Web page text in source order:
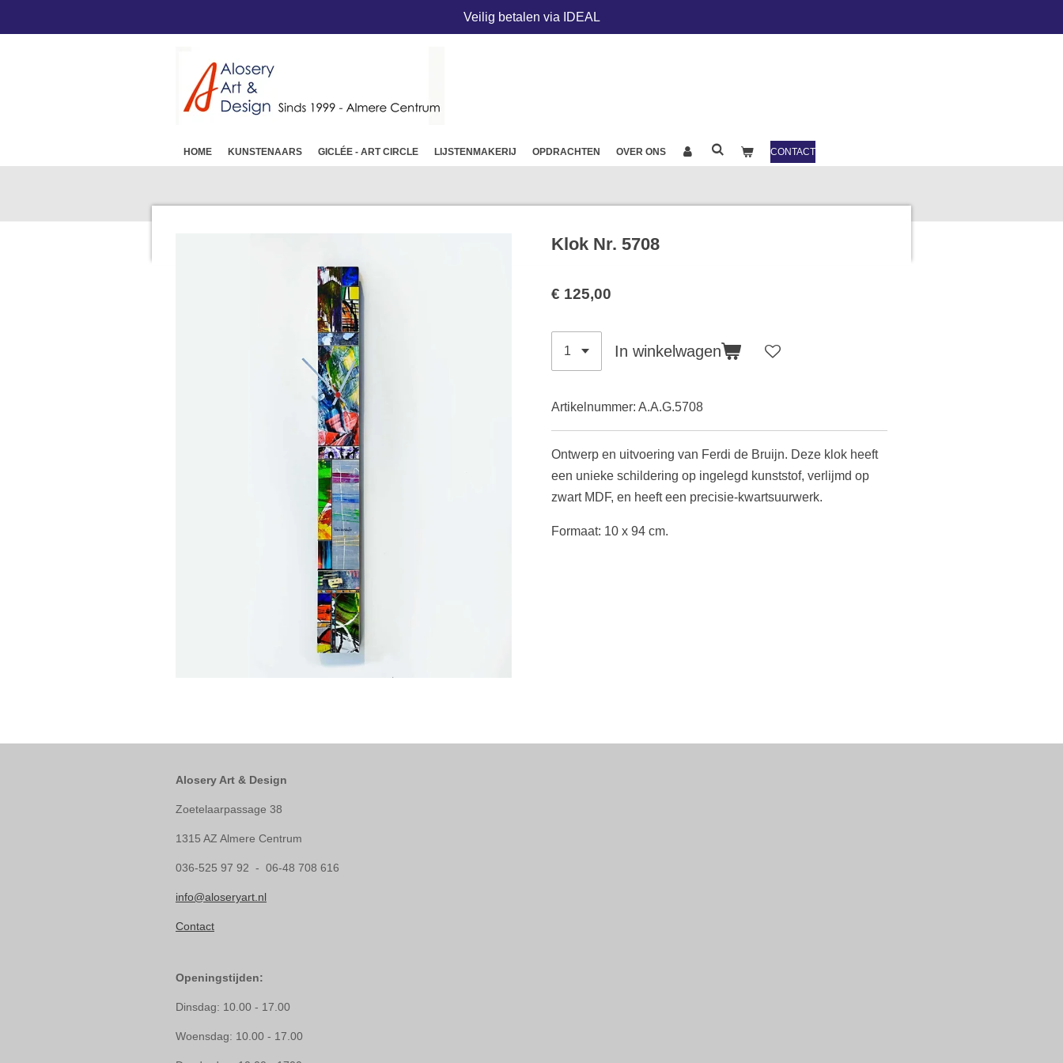
Veilig betalen via IDEAL
HOME KUNSTENAARS GICLÉE - ART CIRCLE LIJSTENMAKERIJ OPDRACHTEN OVER ONS CONTACT
Klok Nr. 5708
€ 125,00
In winkelwagen
Artikelnummer: A.A.G.5708
Ontwerp en uitvoering van Ferdi de Bruijn. Deze klok heeft
een unieke schildering op ingelegd kunststof, verlijmd op
zwart MDF, en heeft een precisie-kwartsuurwerk.
Formaat: 10 x 94 cm.
Alosery Art & Design
Zoetelaarpassage 38
1315 AZ Almere Centrum
036-525 97 92 - 06-48 708 616
info@aloseryart.nl
Contact
Openingstijden:
Dinsdag: 10.00 - 17.00
Woensdag: 10.00 - 17.00